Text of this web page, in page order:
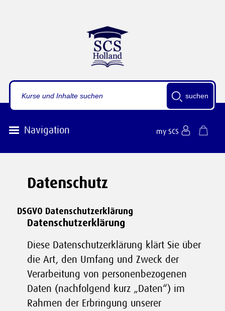
suchen
Navigation my SCS
Datenschutz
DSGVO Datenschutzerklärung
Datenschutzerklärung
Diese Datenschutzerklärung klärt Sie über
die Art, den Umfang und Zweck der
Verarbeitung von personenbezogenen
Daten (nachfolgend kurz „Daten“) im
Rahmen der Erbringung unserer